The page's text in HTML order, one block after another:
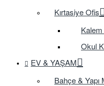
Kırtasiye Ofis
Okul
EV & YAŞAM
Bahçe & Yapı